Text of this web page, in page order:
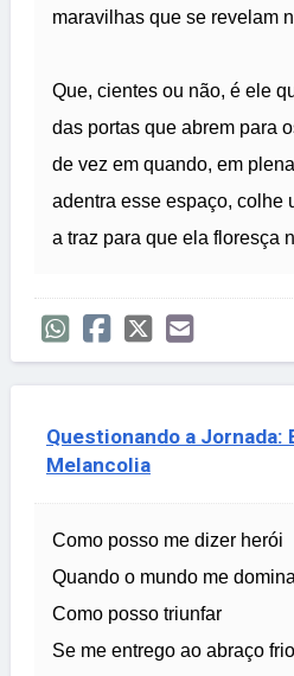
maravilhas que se revelam
Que, cientes ou não, é ele
das portas que abrem para
de vez em quando, em
adentra esse espaço, colhe
a traz para que ela floresça
Questionando a Jornada:
Melancolia
Como posso me dizer herói
Quando o mundo me
Como posso triunfar
Se me entrego ao abraço